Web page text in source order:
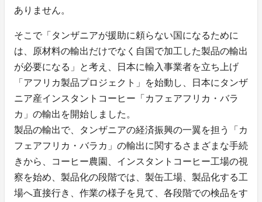
ありません。
そこで「タンザニアが援助に頼らない国になるために
は、原材料の輸出だけでなく自国で加工した製品の輸出
が必要になる」と考え、日本に輸入事業者を立ち上げ
「アフリカ製品プロジェクト」を始動し、日本にタンザ
ニア産インスタントコーヒー「カフェアフリカ・バラ
カ」の輸出を開始しました。
製品の輸出で、タンザニアの経済振興の一翼を担う「カ
フェアフリカ・バラカ」の輸出に関するさまざまな手続
きから、コーヒー農園、インスタントコーヒー工場の視
察を始め、製品化の段階では、製缶工場、製品化する工
場へ直接行き、作業の様子を見て、各段階での検品をす